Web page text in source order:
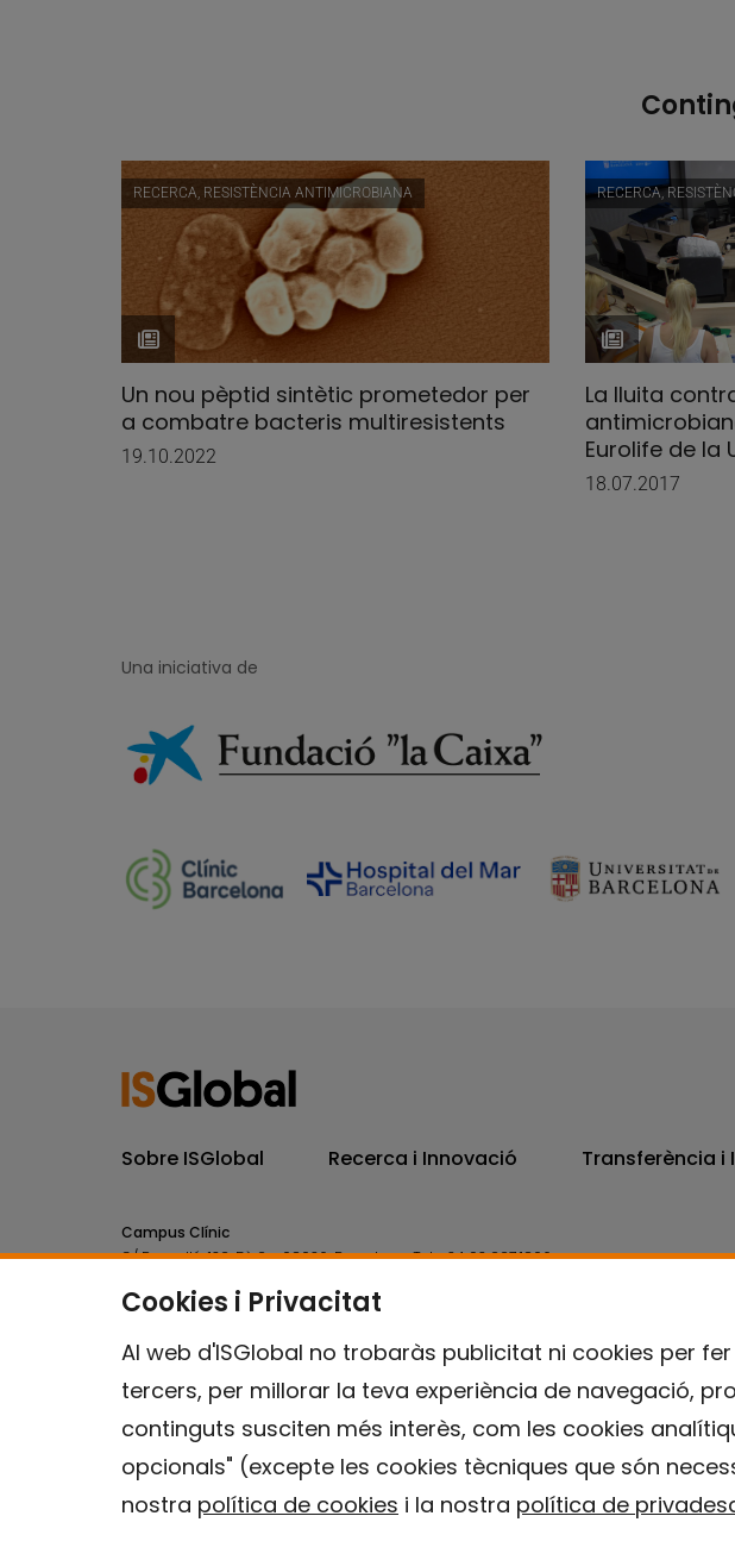
RECERCA, RESISTÈNCIA ANTIMICROBIANA
Un nou pèptid sintètic prometedor per
a combatre bacteris multiresistents
19.10.2022
RECERCA,
La lluita
Eurolife de la
18.07.2017
Cookies i Privacitat
Al web d'ISGlobal no trobaràs publicitat ni cookies per
tercers, per millorar la teva experiència de navegació,
continguts susciten més interès, com les cookies
opcionals" (excepte les cookies tècniques que són
nostra política de cookies i la nostra política de
Una iniciativa de
Sobre ISGlobal Recerca i Innovació Transferència i
Campus Clínic
C/ Rosselló, 132, 5è 2a. 08036.Barcelona.Tel.+34 93 227 1806
Campus Mar